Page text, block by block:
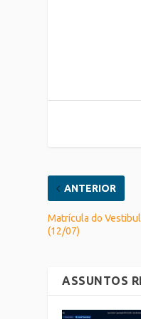
ANTERIOR
Matrícula do
(12/07)
ASSUNTOS